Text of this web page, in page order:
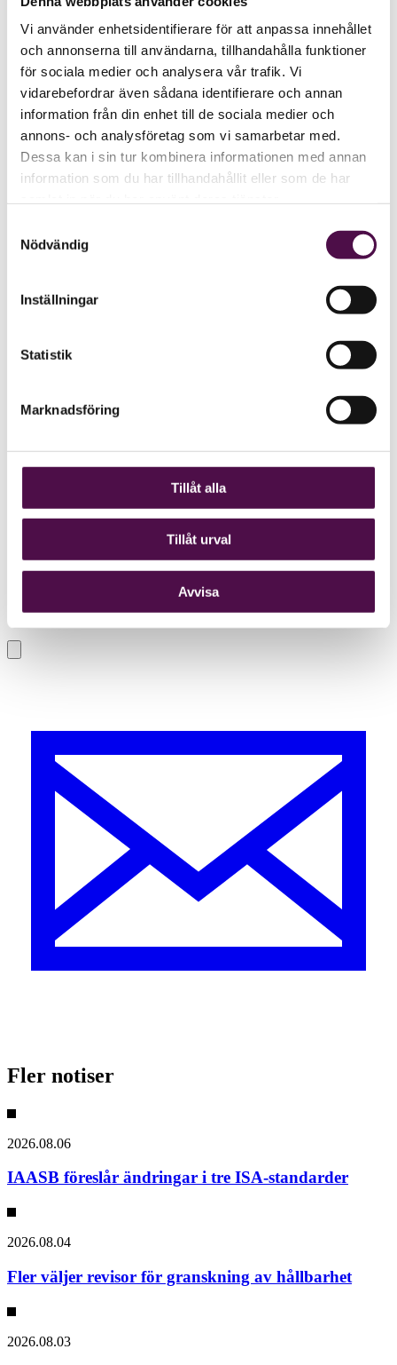
Vi använder enhetsidentifierare för att anpassa innehållet
och annonserna till användarna, tillhandahålla funktioner
för sociala medier och analysera vår trafik. Vi
vidarebefordrar även sådana identifierare och annan
information från din enhet till de sociala medier och
annons- och analysföretag som vi samarbetar med.
Dessa kan i sin tur kombinera informationen med annan
information som du har tillhandahållit eller som de har
Nödvändig
Inställningar
Statistik
Marknadsföring
Tillåt alla
Tillåt urval
Avvisa
Fler notiser
2026.08.06
IAASB föreslår ändringar i tre ISA-standarder
2026.08.04
Fler väljer revisor för granskning av hållbarhet
2026.08.03